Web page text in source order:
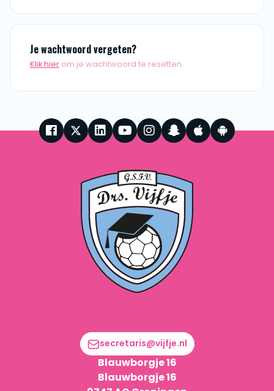
Je wachtwoord vergeten?
Klik hier om je wachtwoord te resetten.
secretaris@vijfje.nl
Blauwborgje 16
Blauwborgje 16